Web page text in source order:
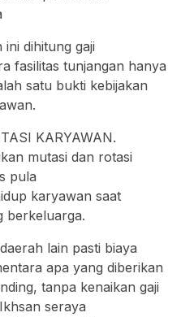
dihitung gaji
fasilitas tunjangan hanya
satu bukti kebijakan
KARYAWAN.
mutasi dan rotasi
pula
karyawan saat
berkeluarga.
lain pasti biaya
apa yang diberikan
tanpa kenaikan gaji
seraya